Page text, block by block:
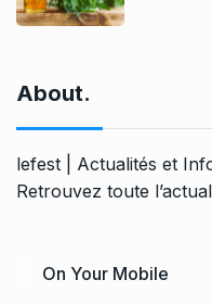
About.
lefest | Actualités et
Retrouvez toute
On Your Mobile